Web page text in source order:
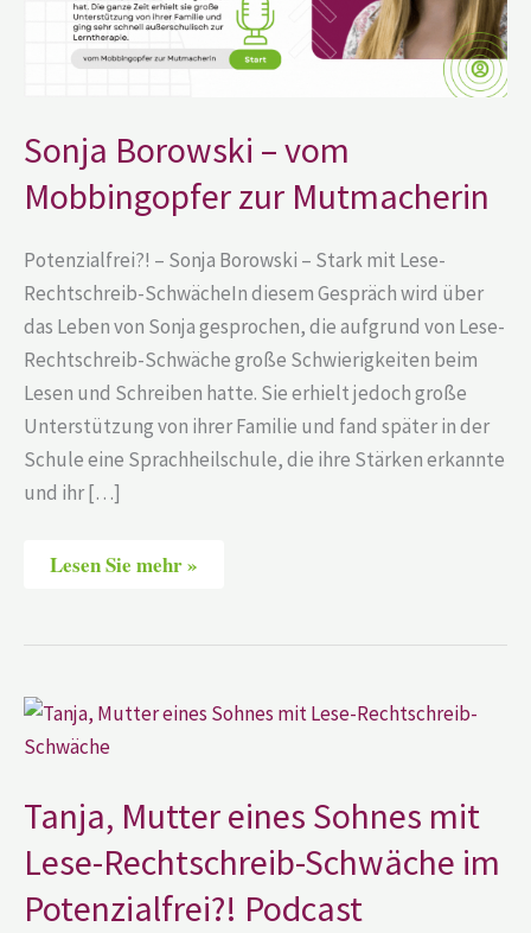
Sonja Borowski – vom
Mobbingopfer zur Mutmacherin
Potenzialfrei?! – Sonja Borowski – Stark mit Lese-
Rechtschreib-SchwächeIn diesem Gespräch wird über
das Leben von Sonja gesprochen, die aufgrund von Lese-
Rechtschreib-Schwäche große Schwierigkeiten beim
Lesen und Schreiben hatte. Sie erhielt jedoch große
Unterstützung von ihrer Familie und fand später in der
Schule eine Sprachheilschule, die ihre Stärken erkannte
und ihr […]
Lesen Sie mehr »
Tanja, Mutter eines Sohnes mit
Lese-Rechtschreib-Schwäche im
Potenzialfrei?! Podcast
Tanja,
Mutter
eines
Lese-
Rechtschreib-
Schwäche
im
Podcast